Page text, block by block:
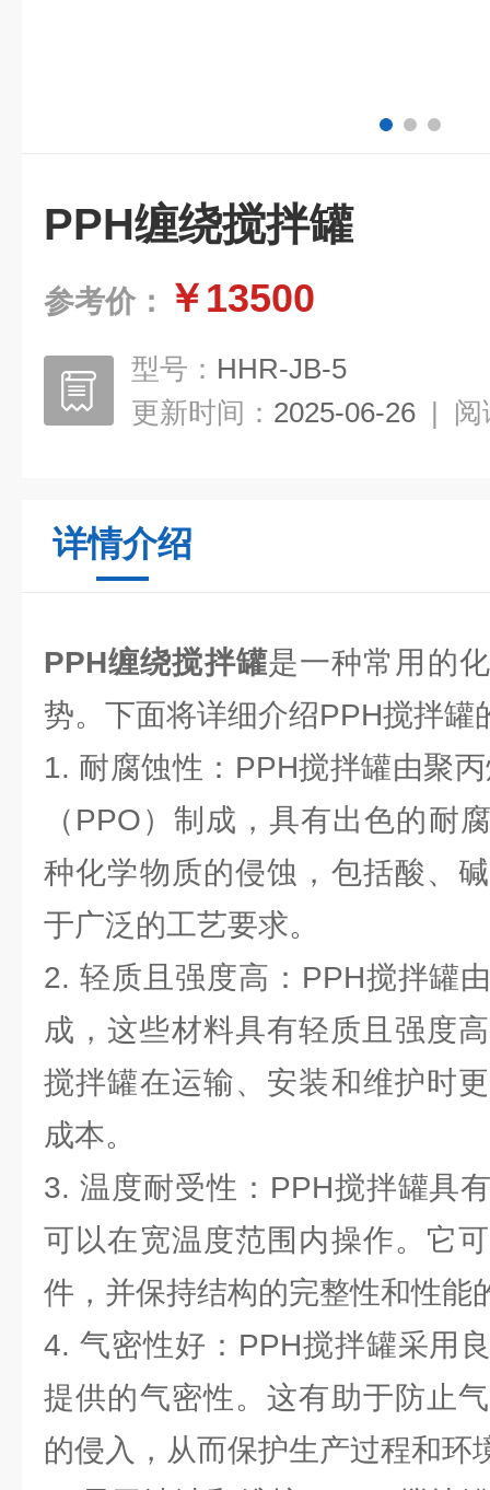
PPH缠绕搅拌罐
参考价： ￥13500
型号： HHR-JB-5
更新时间： 2025-06-26 | 阅
详情介绍
PPH缠绕搅拌罐是一种常用的
势。下面将详细介绍PPH搅拌罐
1. 耐腐蚀性：PPH搅拌罐由聚
（PPO）制成，具有出色的耐
种化学物质的侵蚀，包括酸、
于广泛的工艺要求。
2. 轻质且强度高：PPH搅拌罐
成，这些材料具有轻质且强度
搅拌罐在运输、安装和维护时
成本。
3. 温度耐受性：PPH搅拌罐具
可以在宽温度范围内操作。它
件，并保持结构的完整性和性能
4. 气密性好：PPH搅拌罐采用
提供的气密性。这有助于防止
的侵入，从而保护生产过程和环